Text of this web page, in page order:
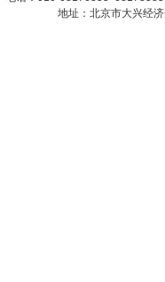
地址：北京市大兴经